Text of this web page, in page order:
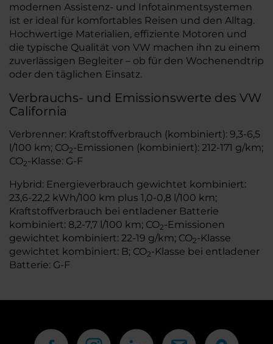
modernen Assistenz- und Infotainmentsystemen
ist er ideal für komfortables Reisen und den Alltag.
Hochwertige Materialien, effiziente Motoren und
die typische Qualität von VW machen ihn zu einem
zuverlässigen Begleiter – ob für den Wochenendtrip
oder den täglichen Einsatz.
Verbrauchs- und Emissionswerte des VW
California
Verbrenner: Kraftstoffverbrauch (kombiniert): 9,3-6,5
l/100 km; CO2-Emissionen (kombiniert): 212-171 g/km;
CO2-Klasse: G-F
Hybrid: Energieverbrauch gewichtet kombiniert:
23,6-22,2 kWh/100 km plus 1,0-0,8 l/100 km;
Kraftstoffverbrauch bei entladener Batterie
kombiniert: 8,2-7,7 l/100 km; CO2-Emissionen
gewichtet kombiniert: 22-19 g/km; CO2-Klasse
gewichtet kombiniert: B; CO2-Klasse bei entladener
Batterie: G-F